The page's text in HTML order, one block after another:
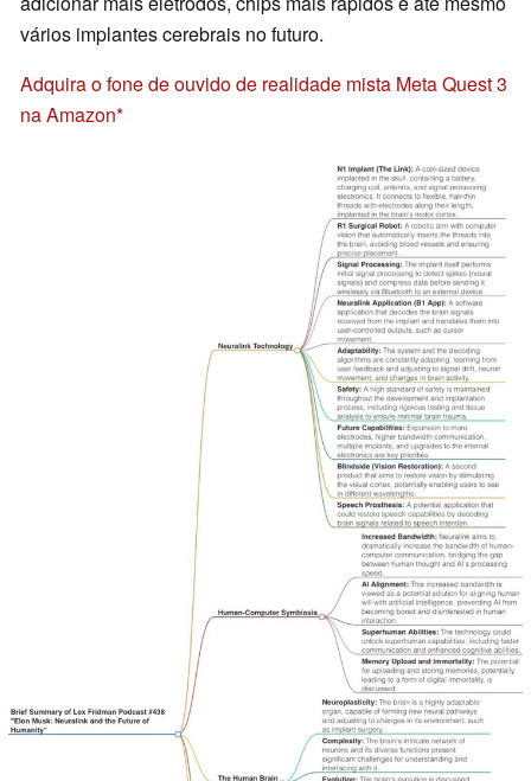
vários implantes cerebrais no futuro.
Adquira o fone de ouvido de realidade mista Meta Quest 3
na Amazon